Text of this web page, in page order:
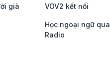
già VOV2 kết nối
Học ngoại ngữ qua
Radio